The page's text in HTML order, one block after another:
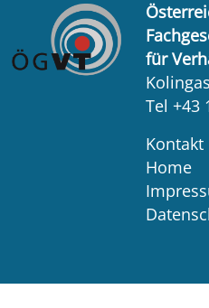
für
Tel +43
Kontakt
Home